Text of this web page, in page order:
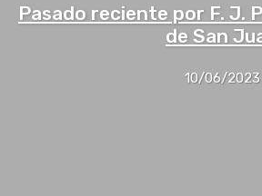
Pasado reciente por F. J.
de San
10/06/2023